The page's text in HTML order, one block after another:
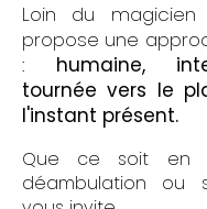
Loin du magicien
propose une
: humaine,
tournée vers le
l'instant présent.​​
Que ce soit en
déambulation ou